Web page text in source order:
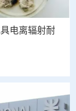
电离辐射耐